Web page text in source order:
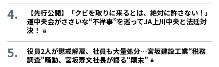
【先行公開】「クビを取りに来るとは、絶対に許さない！」
道中央会がささいな“不祥事”を巡ってJA上川中央と法廷対
決！
役員2人が懲戒解雇、社員も大量処分…宮坂建設工業“税務
調査”騒動、宮坂寿文社長が語る“顛末”